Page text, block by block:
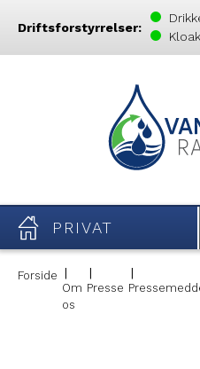
Driftsforstyrrelser:
PRIVAT
Forside
Om
os
Presse